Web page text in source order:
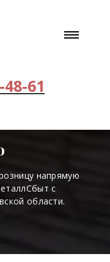
61
напрямую
с
области.